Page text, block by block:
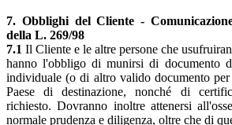
7. Obblighi del Cliente -
della L. 269/98
7.1 Il Cliente e le altre persone che
hanno l'obbligo di munirsi di documento
individuale (o di altro valido documento
Paese di destinazione, nonché di
richiesto. Dovranno inoltre attenersi
normale prudenza e diligenza, oltre che di